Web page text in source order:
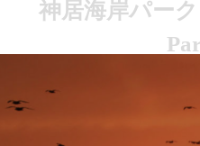
神居海岸パー